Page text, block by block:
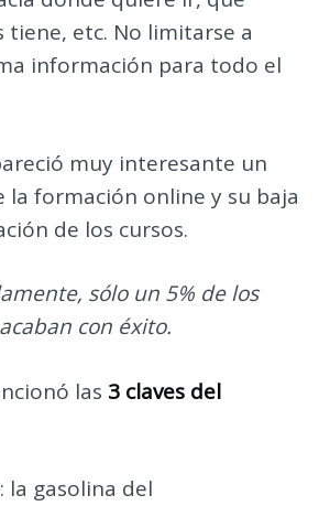
tiene, etc. No limitarse a
información para todo el
muy interesante un
la formación online y su baja
de los cursos.
sólo un 5% de los
con éxito.
las 3 claves del
la gasolina del